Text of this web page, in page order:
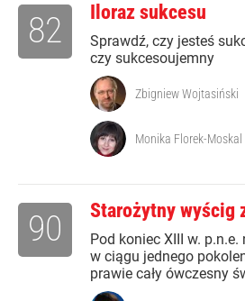
Iloraz sukcesu
Sprawdź, czy jesteś
czy sukcesoujemny
82
Zbigniew Wojtasiński
Monika Florek-Moskal
Starożytny wyścig
Pod koniec XIII w.
w ciągu jednego
prawie cały ówczesny
90